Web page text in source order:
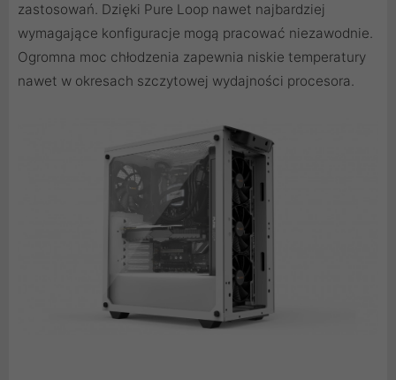
zastosowań. Dzięki Pure Loop nawet najbardziej
wymagające konfiguracje mogą pracować niezawodnie.
Ogromna moc chłodzenia zapewnia niskie temperatury
nawet w okresach szczytowej wydajności procesora.